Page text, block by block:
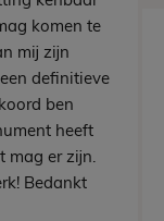
komen te
mij zijn
definitieve
ben
heeft
mag er zijn.
Bedankt